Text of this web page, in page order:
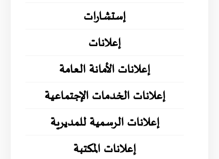
إستشارات
إعلانات
إعلانات الأمانة العامة
إعلانات الخدمات الإجتماعية
إعلانات الرسمية للمديرية
إعلانات المكتبة